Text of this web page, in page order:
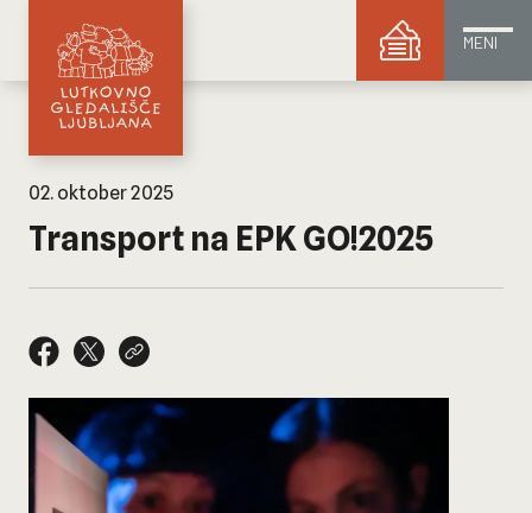
MENI
02. oktober 2025
Transport na EPK GO!2025